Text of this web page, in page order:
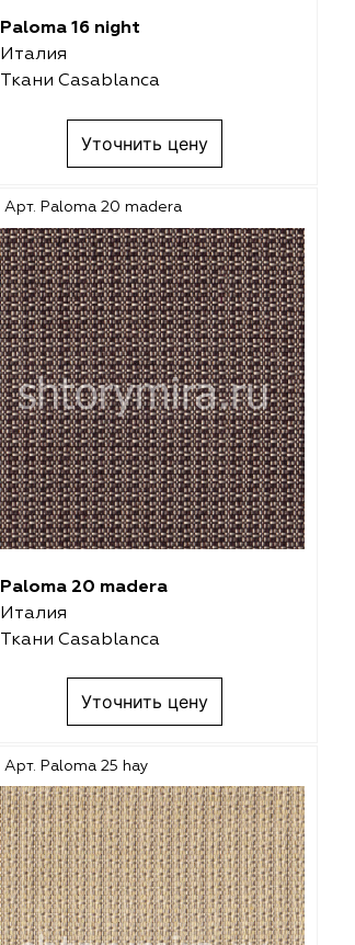
Paloma 16 night
Италия
Ткани Casablanca
Уточнить цену
Арт. Paloma 20 madera
Paloma 20 madera
Италия
Ткани Casablanca
Уточнить цену
Арт. Paloma 25 hay